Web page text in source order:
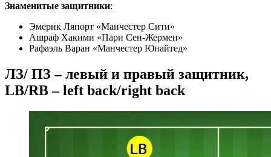
Знаменитые защитники:
Эмерик Ляпорт «Манчестер Сити»
Ашраф Хакими «Пари Сен-Жермен»
Рафаэль Варан «Манчестер Юнайтед»
ЛЗ/ ПЗ – левый и правый защитник,
LB/RB – left back/right back